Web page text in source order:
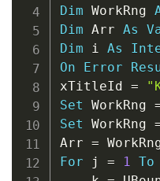
Dim WorkRng
Dim Arr As
Dim i As
On
Error
xTitleId =
Set WorkRng
Set WorkRng
Arr =
For j = 1 To